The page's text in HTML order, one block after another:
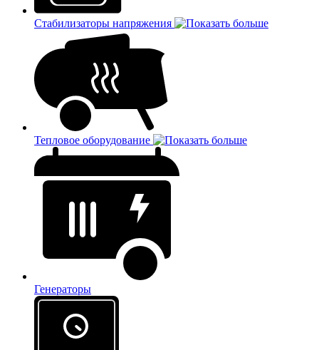
Стабилизаторы напряжения
Тепловое оборудование
Генераторы